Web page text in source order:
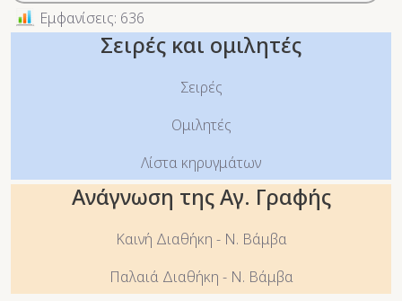
Εμφανίσεις: 636
Σειρές και ομιλητές
Σειρές
Ομιλητές
Λίστα κηρυγμάτων
Ανάγνωση της Αγ. Γραφής
Καινή Διαθήκη - Ν. Βάμβα
Παλαιά Διαθήκη - Ν. Βάμβα